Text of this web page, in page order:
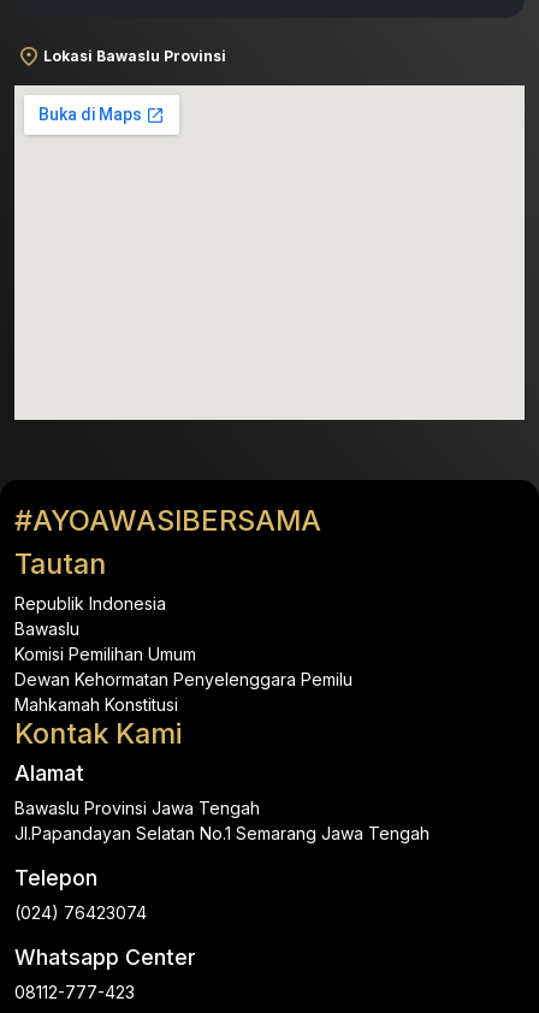
Lokasi Bawaslu Provinsi
#AYOAWASIBERSAMA
Tautan
Republik Indonesia
Bawaslu
Komisi Pemilihan Umum
Dewan Kehormatan Penyelenggara Pemilu
Mahkamah Konstitusi
Kontak Kami
Alamat
Bawaslu Provinsi Jawa Tengah
Jl.Papandayan Selatan No.1 Semarang Jawa Tengah
Telepon
(024) 76423074
Whatsapp Center
08112-777-423